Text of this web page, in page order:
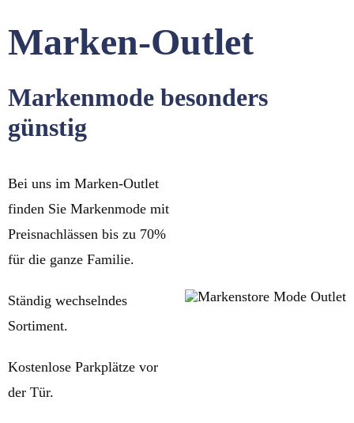
Marken-Outlet
Markenmode besonders
günstig
Bei uns im Marken-Outlet
finden Sie Markenmode mit
Preisnachlässen bis zu 70%
für die ganze Familie.
Ständig wechselndes
Sortiment.
Kostenlose Parkplätze vor
der Tür.